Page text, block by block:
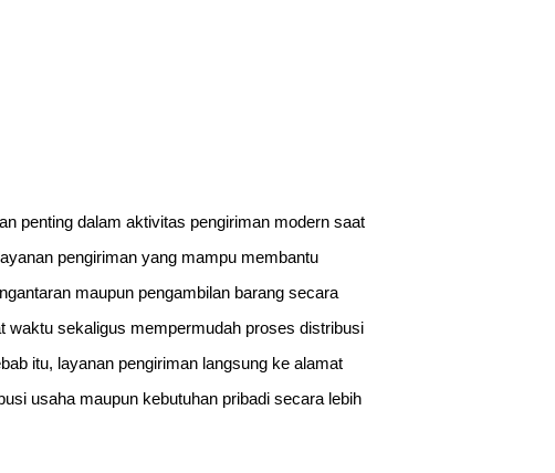
penting dalam aktivitas pengiriman modern saat
pengiriman yang mampu membantu
maupun pengambilan barang secara
waktu sekaligus mempermudah proses distribusi
itu, layanan pengiriman langsung ke alamat
usaha maupun kebutuhan pribadi secara lebih